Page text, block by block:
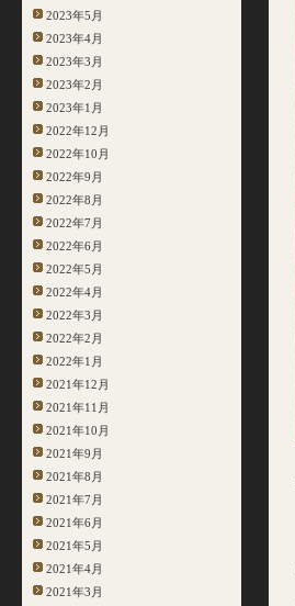
2023年5月
2023年4月
2023年3月
2023年2月
2023年1月
2022年12月
2022年10月
2022年9月
2022年8月
2022年7月
2022年6月
2022年5月
2022年4月
2022年3月
2022年2月
2022年1月
2021年12月
2021年11月
2021年10月
2021年9月
2021年8月
2021年7月
2021年6月
2021年5月
2021年4月
2021年3月